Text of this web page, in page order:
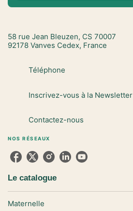
58 rue Jean Bleuzen, CS 70007
92178 Vanves Cedex, France
Téléphone
Inscrivez-vous à la Newsletter
Contactez-nous
NOS RÉSEAUX
Le catalogue
Maternelle